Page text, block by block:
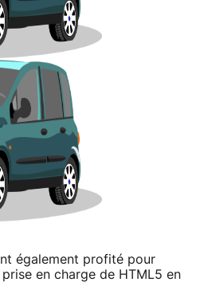
également profité pour
en charge de HTML5 en